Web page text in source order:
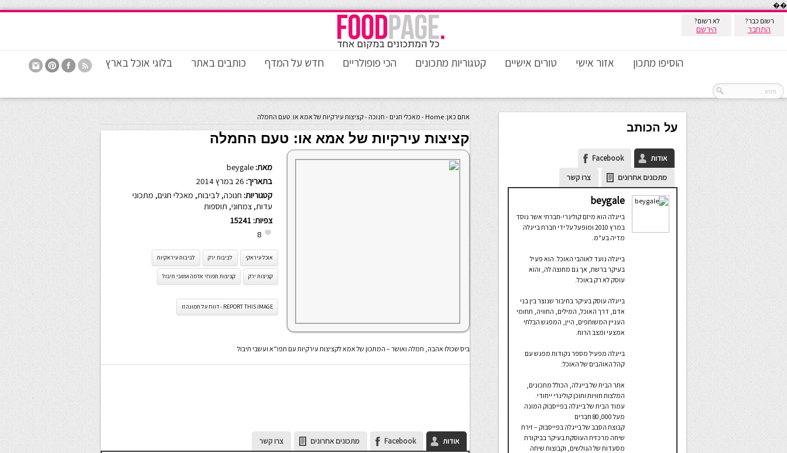
��
רשום כבר?
התחבר
לא רשום?
הירשם
הוסיפו מתכון אזור אישי טורים אישיים קטגוריות מתכונים הכי פופולריים חדש על המדף כותבים באתר בלוגי אוכל בארץ
אתם כאן: Home
- מאכלי חגים-חנוכה -קציצות עירקיות של אמא או: טעם החמלה
קציצות עירקיות של אמא או: טעם החמלה
מאת: beygale
בתאריך:
קטגוריות: חנוכה, לביבות, מאכלי חגים, מתכוני
עדות, צמחוני, תוספות
צפיות: 15241
8
אוכל עיראקי לביבות ירק לביבות עיראקיות
קציצות ירק קציצות תפוחי אדמה ועשבי תיבול
REPORT THIS IMAGE - דווח על תמונה זו
ביס שכולו אהבה, חמלה ואושר – המתכון של אמא לקציצות עירקיות עם תפו”א ועשבי תיבול
אודות Facebook מתכונים אחרונים צרו קשר
על הכותב
אודות
Facebook
מתכונים אחרונים
צרו קשר
beygale
בייגלה הוא מיזם קולינרי-חברתי אשר נוסד
במרץ 2010 ומופעל על ידי חברת בייגלה
מדיה בע"מ.
בייגלה נועד לאוהבי האוכל. הוא פעיל
בעיקר ברשת, אך גם מחוצה לה, והוא
עוסק לא רק באוכל.
בייגלה עוסק בעיקר בחיבור שנוצר בין בני
אדם, דרך האוכל, המילים, החוויה, תחומי
העניין המשותפים, היין, המפגש הבלתי
אמצעי ומצב הרוח.
בייגלה מפעיל מספר נקודות מפגש עם
קהל האוהבים של האוכל:
אתר הבית של בייגלה, הכולל מתכונים,
המלצות חוויות ותוכן קולינרי ייחודי.
עמוד הבית של בייגלה בפייסבוק המונה
מעל 80,000 חברים
קבוצת הסבב של בייגלה בפייסבוק – זירת
שיחה מרכזית העוסקת בעיקר בביקורת
מסעדות של הגולשים, וקבוצות שיחה